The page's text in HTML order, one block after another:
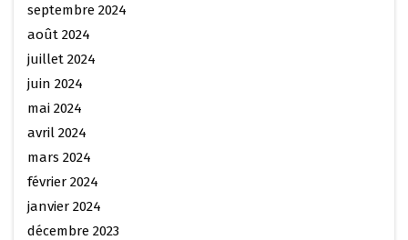
septembre 2024
août 2024
juillet 2024
juin 2024
mai 2024
avril 2024
mars 2024
février 2024
janvier 2024
décembre 2023